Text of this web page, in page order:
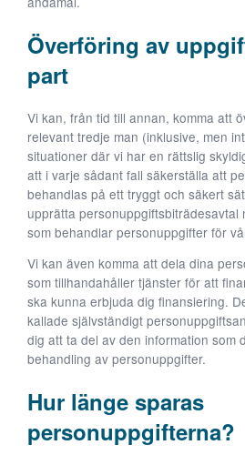
Överföring av
part
Vi kan, från tid till annan, komma att
relevant tredje man (inklusive, men
situationer där vi har en rättslig
att i varje sådant fall säkerställa att
behandlas på ett tryggt och säkert
upprätta personuppgiftsbiträdesavtal
som behandlar personuppgifter för
Vi kan även komma att dela dina
som tillhandahåller tjänster för att
ska kunna erbjuda dig finansiering.
kallade självständigt
dig att ta del av den information som
behandling av personuppgifter.
Hur länge sparas
personuppgifterna?